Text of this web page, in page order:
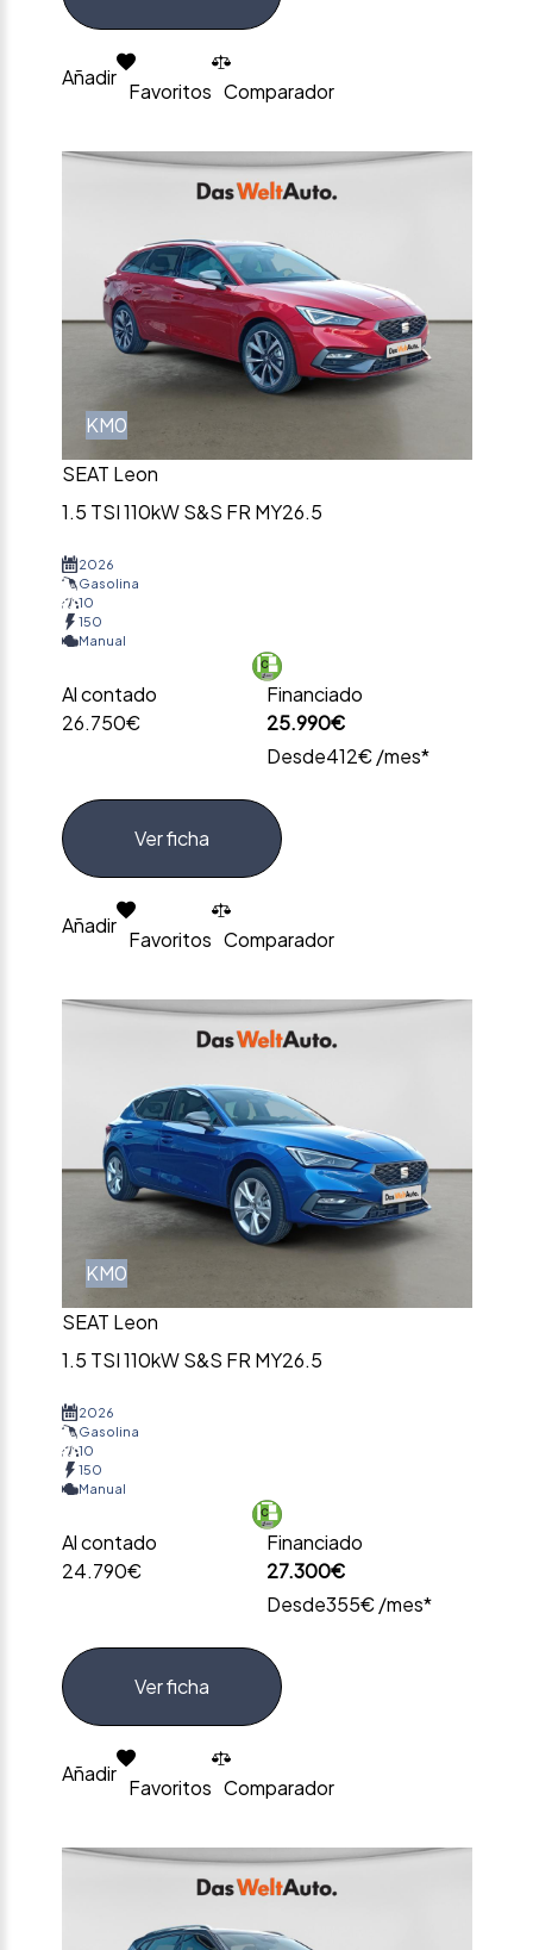
Añadir
Favoritos Comparador
KM0
SEAT Leon
1.5 TSI 110kW S&S FR MY26.5
2026
Gasolina
10
150
Manual
Al contado
26.750€
Financiado
25.990€
Desde412€ /mes*
Ver ficha
Añadir
Favoritos Comparador
KM0
SEAT Leon
1.5 TSI 110kW S&S FR MY26.5
2026
Gasolina
10
150
Manual
Al contado
24.790€
Financiado
27.300€
Desde355€ /mes*
Ver ficha
Añadir
Favoritos Comparador